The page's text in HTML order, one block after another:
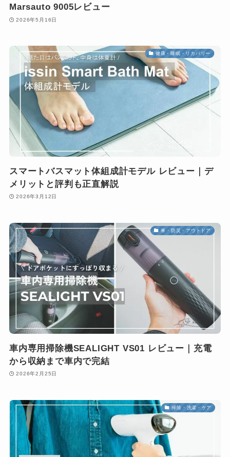
Marsauto 9005レビュー
2026年5月16日
健康・睡眠・リカバリー
スマートバスマット体組成計モデル レビュー｜デ
メリットと評判も正直解説
2026年3月12日
車・防災・アウトドア
車内専用掃除機SEALIGHT VS01 レビュー｜充電
から収納まで車内で完結
2026年2月25日
掃除・洗濯・ケア